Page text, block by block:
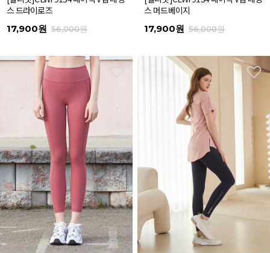
스 드라이로즈
17,900원 56,000원
스 머드베이지
17,900원 56,000원